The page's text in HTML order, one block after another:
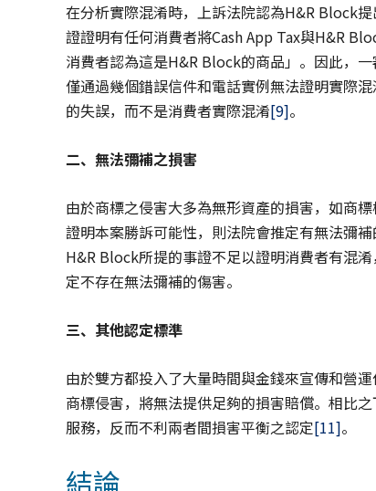
在分析實際混淆時，上訴法院認為H&R Block
證證明有任何消費者將Cash App Tax與H&R
消費者認為這是H&R Block的商品」。因此，
僅通過幾個錯誤信件和電話實例無法證明實際
的失誤，而不是消費者實際混淆[9]。
二、無法彌補之損害
由於商標之侵害大多為無形資產的損害，如商
證明本案勝訴可能性，則法院會推定有無法彌
H&R Block所提的事證不足以證明消費者有混
定不存在無法彌補的傷害。
三、其他認定標準
由於雙方都投入了大量時間與金錢來宣傳和營
商標侵害，將無法提供足夠的損害賠償。相比
服務，反而不利兩者間損害平衡之認定[11]。
結論